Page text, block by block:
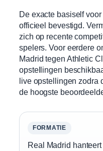
De exacte basiself
officieel bevestigd.
zich op recente
spelers. Voor eerdere
Madrid tegen Athletic
opstellingen
live opstellingen zodra
de hoogste
FORMATIE
Real Madrid